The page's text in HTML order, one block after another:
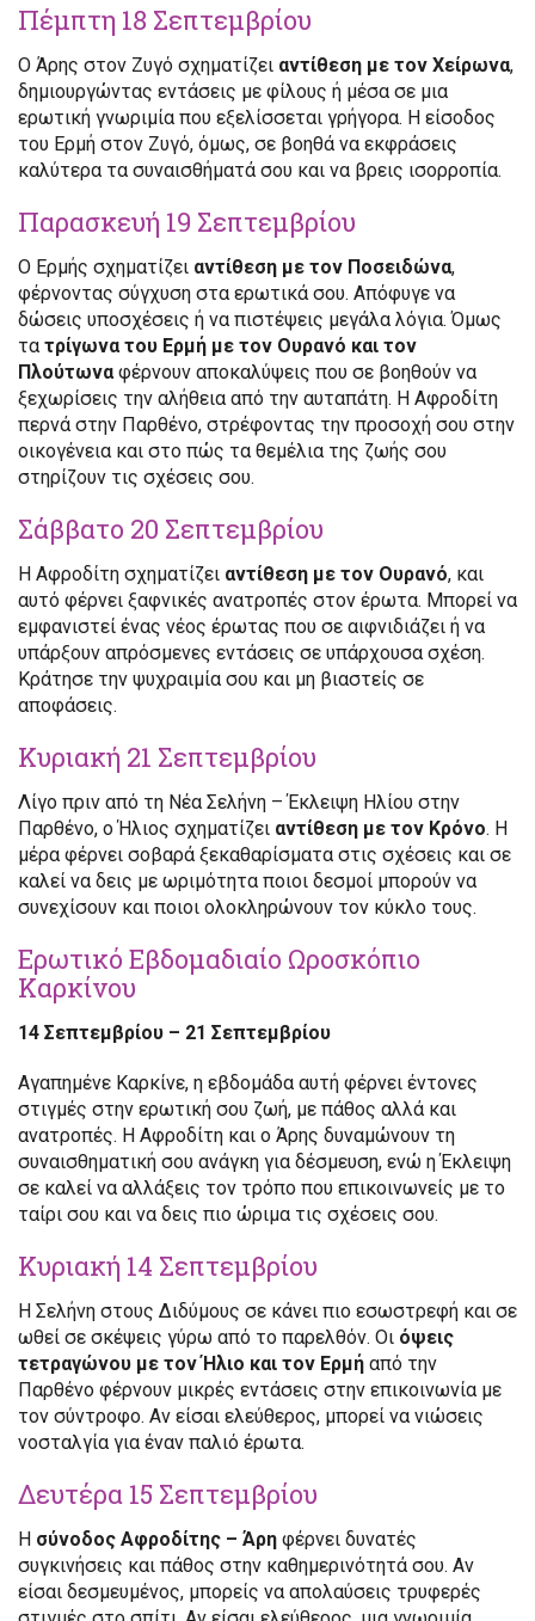
Πέμπτη 18 Σεπτεμβρίου
Ο Άρης στον Ζυγό σχηματίζει αντίθεση με τον Χείρωνα,
δημιουργώντας εντάσεις με φίλους ή μέσα σε μια
ερωτική γνωριμία που εξελίσσεται γρήγορα. Η είσοδος
του Ερμή στον Ζυγό, όμως, σε βοηθά να εκφράσεις
καλύτερα τα συναισθήματά σου και να βρεις ισορροπία.
Παρασκευή 19 Σεπτεμβρίου
Ο Ερμής σχηματίζει αντίθεση με τον Ποσειδώνα,
φέρνοντας σύγχυση στα ερωτικά σου. Απόφυγε να
δώσεις υποσχέσεις ή να πιστέψεις μεγάλα λόγια. Όμως
τα τρίγωνα του Ερμή με τον Ουρανό και τον
Πλούτωναφέρνουν αποκαλύψεις που σε βοηθούν να
ξεχωρίσεις την αλήθεια από την αυταπάτη. Η Αφροδίτη
περνά στην Παρθένο, στρέφοντας την προσοχή σου στην
οικογένεια και στο πώς τα θεμέλια της ζωής σου
στηρίζουν τις σχέσεις σου.
Σάββατο 20 Σεπτεμβρίου
Η Αφροδίτη σχηματίζει αντίθεση με τον Ουρανό, και
αυτό φέρνει ξαφνικές ανατροπές στον έρωτα. Μπορεί να
εμφανιστεί ένας νέος έρωτας που σε αιφνιδιάζει ή να
υπάρξουν απρόσμενες εντάσεις σε υπάρχουσα σχέση.
Κράτησε την ψυχραιμία σου και μη βιαστείς σε
αποφάσεις.
Κυριακή 21 Σεπτεμβρίου
Λίγο πριν από τη Νέα Σελήνη – Έκλειψη Ηλίου στην
Παρθένο, ο Ήλιος σχηματίζει αντίθεση με τον Κρόνο. Η
μέρα φέρνει σοβαρά ξεκαθαρίσματα στις σχέσεις και σε
καλεί να δεις με ωριμότητα ποιοι δεσμοί μπορούν να
συνεχίσουν και ποιοι ολοκληρώνουν τον κύκλο τους.
Ερωτικό Εβδομαδιαίο Ωροσκόπιο
Καρκίνου
14 Σεπτεμβρίου – 21 Σεπτεμβρίου
Αγαπημένε Καρκίνε, η εβδομάδα αυτή φέρνει έντονες
στιγμές στην ερωτική σου ζωή, με πάθος αλλά και
ανατροπές. Η Αφροδίτη και ο Άρης δυναμώνουν τη
συναισθηματική σου ανάγκη για δέσμευση, ενώ η Έκλειψη
σε καλεί να αλλάξεις τον τρόπο που επικοινωνείς με το
ταίρι σου και να δεις πιο ώριμα τις σχέσεις σου.
Κυριακή 14 Σεπτεμβρίου
Η Σελήνη στους Διδύμους σε κάνει πιο εσωστρεφή και σε
ωθεί σε σκέψεις γύρω από το παρελθόν. Οι όψεις
τετραγώνου με τον Ήλιο και τον Ερμή από την
Παρθένο φέρνουν μικρές εντάσεις στην επικοινωνία με
τον σύντροφο. Αν είσαι ελεύθερος, μπορεί να νιώσεις
νοσταλγία για έναν παλιό έρωτα.
Δευτέρα 15 Σεπτεμβρίου
Η σύνοδος Αφροδίτης – Άρη φέρνει δυνατές
συγκινήσεις και πάθος στην καθημερινότητά σου. Αν
είσαι δεσμευμένος, μπορείς να απολαύσεις τρυφερές